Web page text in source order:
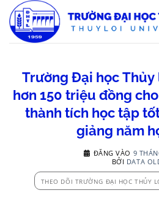
qua
nội
Trường Đại học
hơn 150 triệu đồng
thành tích học tập
giảng năm
ĐĂNG VÀO 9
BỞI DATA
THEO DÕI TRƯỜNG ĐẠI HỌC THỦY